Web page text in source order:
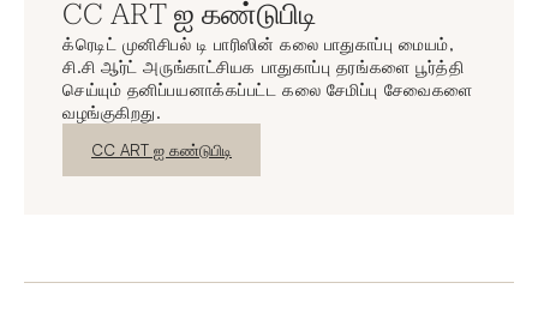
CC ART ஐ கண்டுபிடி
க்ரெடிட் முனிசிபல் டி பாரிஸின் கலை பாதுகாப்பு மையம்,
சி.சி ஆர்ட் அருங்காட்சியக பாதுகாப்பு தரங்களை பூர்த்தி
செய்யும் தனிப்பயனாக்கப்பட்ட கலை சேமிப்பு சேவைகளை
வழங்குகிறது.
புதிய சாளரம்
CC ART ஐ கண்டுபிடி